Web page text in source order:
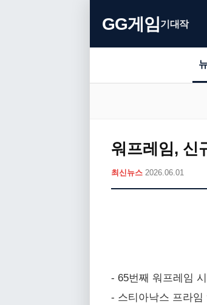
GG게임기대작
워프레임, 신
최신뉴스 2026.06.01
- 65번째 워프레임
- 스티아낙스 프라임